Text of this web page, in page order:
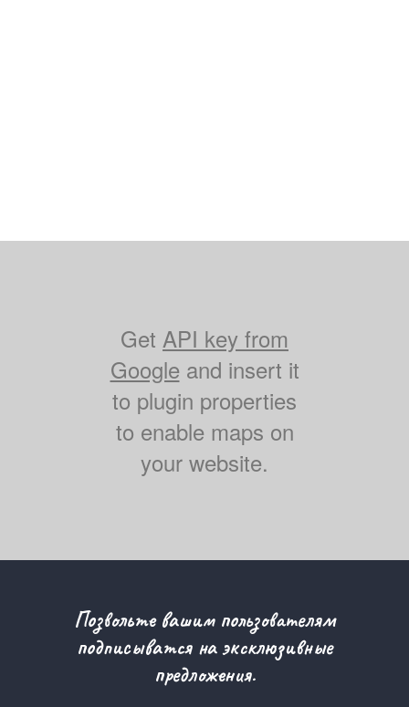
Get API key from
Googleand insert it
to plugin properties
to enable maps on
your website.
Позвольте вашим пользователям
подписыватся на эксклюзивные
предложения.